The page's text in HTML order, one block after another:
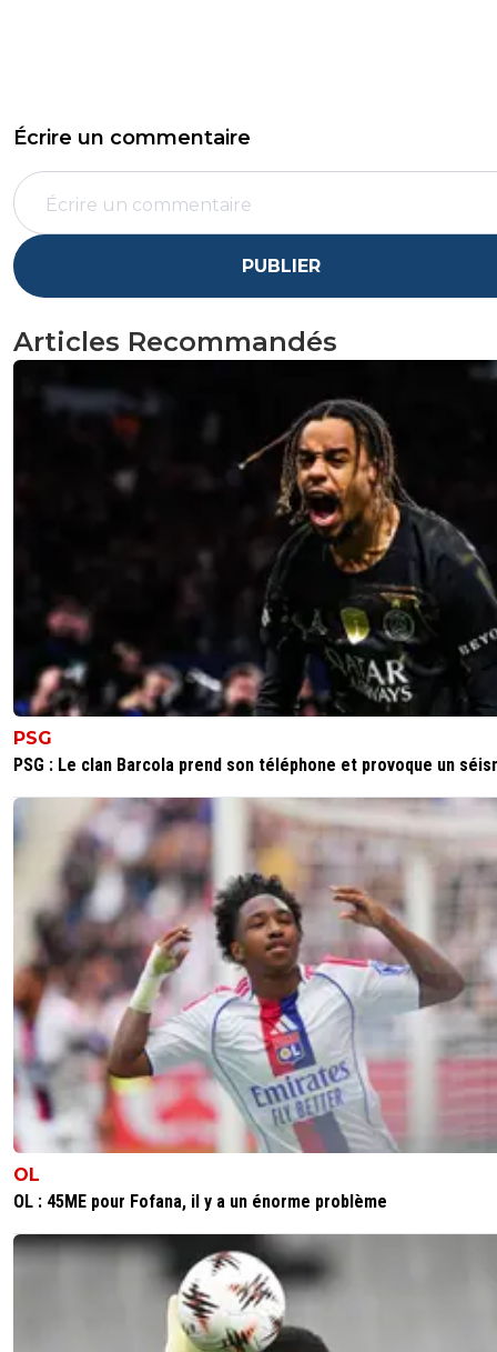
Écrire un commentaire
PUBLIER
Articles Recommandés
PSG
PSG : Le clan Barcola prend son téléphone et provoque un
OL
OL : 45ME pour Fofana, il y a un énorme problème